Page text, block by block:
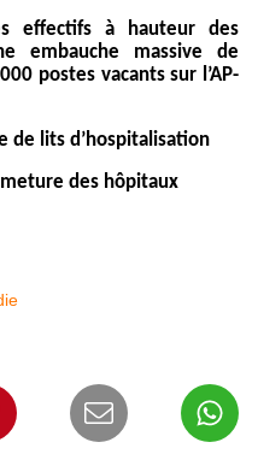
effectifs à hauteur des
embauche massive de
postes vacants sur l’AP-
de lits d’hospitalisation
des hôpitaux